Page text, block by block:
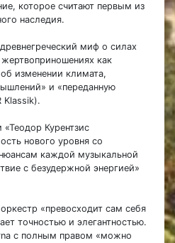
которое считают первым из
наследия.
миф о силах
как
изменении климата,
и «переданную
Klassik).
Курентзис
нового уровня со
каждой музыкальной
с безудержной энергией»
«превосходит сам себя
точностью и элегантностью.
с полным правом «можно